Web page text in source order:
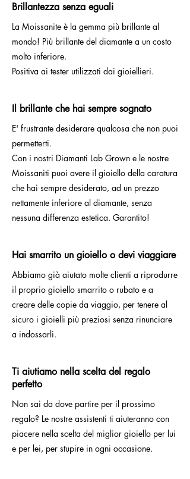
Brillantezza senza eguali
La Moissanite è la gemma più brillante al
mondo! Più brillante del diamante a un costo
molto inferiore.
Positiva ai tester utilizzati dai gioiellieri.
Il brillante che hai sempre sognato
E' frustrante desiderare qualcosa che non puoi
permetterti.
Con i nostri Diamanti Lab Grown e le nostre
Moissaniti puoi avere il gioiello della caratura
che hai sempre desiderato, ad un prezzo
nettamente inferiore al diamante, senza
nessuna differenza estetica. Garantito!
Hai smarrito un gioiello o devi viaggiare
Abbiamo già aiutato molte clienti a riprodurre
il proprio gioiello smarrito o rubato e a
creare delle copie da viaggio, per tenere al
sicuro i gioielli più preziosi senza rinunciare
a indossarli.
Ti aiutiamo nella scelta del regalo
perfetto
Non sai da dove partire per il prossimo
regalo? Le nostre assistenti ti aiuteranno con
piacere nella scelta del miglior gioiello per lui
e per lei, per stupire in ogni occasione.